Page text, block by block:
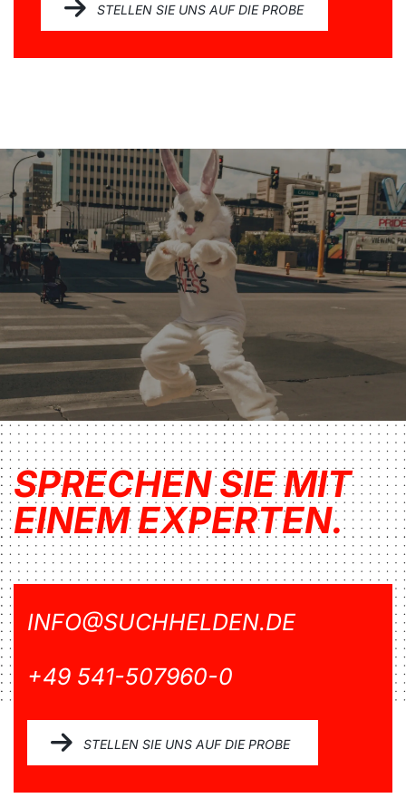
STELLEN SIE UNS AUF DIE PROBE
SPRECHEN SIE MIT
EINEM EXPERTEN.
INFO@SUCHHELDEN.DE
+49 541-507960-0
STELLEN SIE UNS AUF DIE PROBE